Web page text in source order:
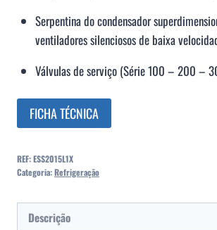
Serpentina do condensador
ventiladores silenciosos de baixa
Válvulas de serviço (Série 100 – 200 –
FICHA TÉCNICA
REF:ESS2015L1X
Categoria:Refrigeração
Descrição